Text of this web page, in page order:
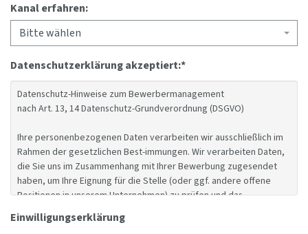
Kanal erfahren:
Bitte wählen
Datenschutzerklärung akzeptiert:*
Datenschutz-Hinweise zum Bewerbermanagement
nach Art. 13, 14 Datenschutz-Grundverordnung (DSGVO)
Ihre personenbezogenen Daten verarbeiten wir ausschließlich im
Rahmen der gesetzlichen Best-immungen. Wir verarbeiten Daten,
die Sie uns im Zusammenhang mit Ihrer Bewerbung zugesendet
haben, um Ihre Eignung für die Stelle (oder ggf. andere offene
Positionen in unserem Unternehmen) zu prüfen und das
Bewerbungsverfahren durchzuführen. Folgende Kategorien
personen-bezogener Daten sind umfasst:
Einwilligungserklärung